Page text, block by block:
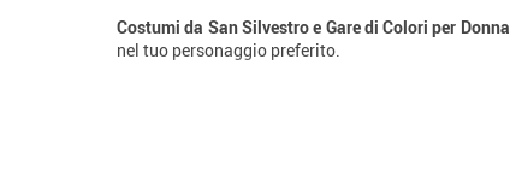
Costumi da San Silvestro e Gare di Colori per Donna
nel tuo personaggio preferito.